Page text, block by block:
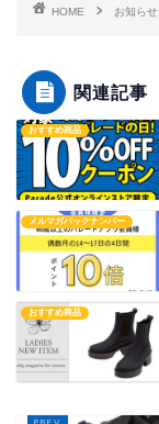
HOME お知らせ
関連記事
おすすめ商品
メルマガバックナンバー
おすすめ商品